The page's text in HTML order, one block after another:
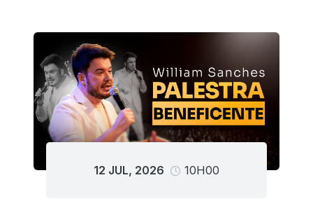
12 JUL, 2026 10H00